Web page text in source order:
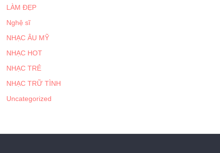
LÀM ĐẸP
Nghệ sĩ
NHẠC ÂU MỸ
NHẠC HOT
NHẠC TRẺ
NHẠC TRỮ TÌNH
Uncategorized